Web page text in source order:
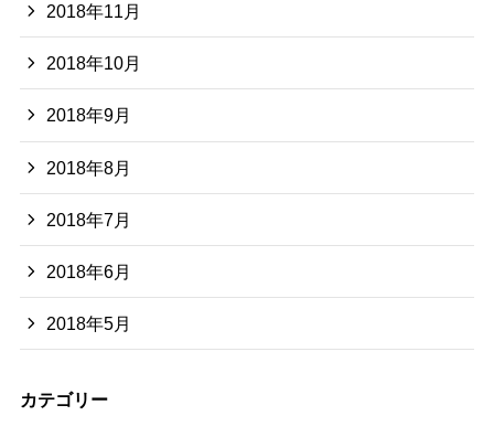
2018年11月
2018年10月
2018年9月
2018年8月
2018年7月
2018年6月
2018年5月
カテゴリー